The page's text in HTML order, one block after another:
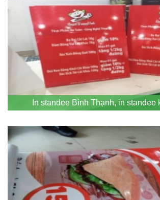
In standee Bình Thạnh, in standee